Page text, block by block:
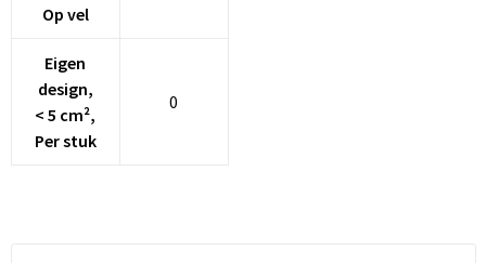
Op vel
Eigen
design,
< 5 cm²,
Per stuk
0